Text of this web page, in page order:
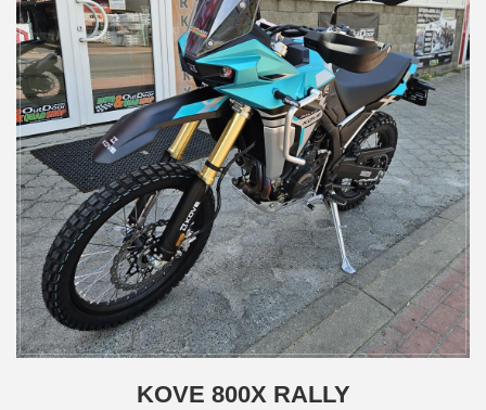
KOVE 800X RALLY